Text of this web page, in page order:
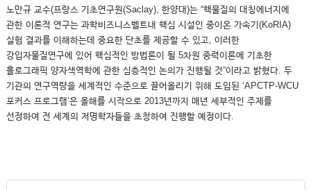
노만규 교수(프랑스 기초연구원(Saclay), 한양대)는 “핵물질의 대칭에너지에
관한 이론적 연구는 과학비즈니스벨트내 핵심 시설인 중이온 가속기(KoRIA)
실험 결과를 이해하는데 중요한 단초를 제공할 수 있고, 이러한
강입자물질연구에 있어 핵심적인 방법론이 될 5차원 중력이론에 기초한
홀로그래픽 양자색역학에 관한 심층적인 논의가 진행될 것”이라고 밝혔다. 두
기관의 연구역량을 세계적인 수준으로 끌어올리기 위해 도입된 ‘APCTP-WCU
포커스 프로그램’은 올해를 시작으로 2013년까지 매년 세부적인 주제를
선정하여 전 세계의 저명학자들을 초청하여 진행할 예정이다.